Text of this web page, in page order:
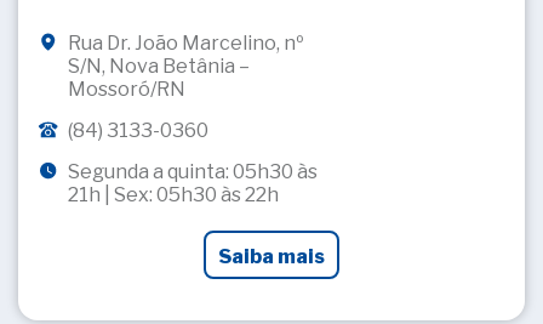
Rua Dr. João Marcelino, nº
S/N, Nova Betânia –
Mossoró/RN
(84) 3133-0360
Segunda a quinta: 05h30 às
21h | Sex: 05h30 às 22h
Saiba mais